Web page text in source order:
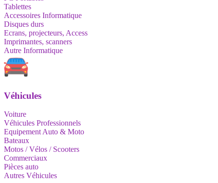
Tablettes
Accessoires Informatique
Disques durs
Ecrans, projecteurs, Access
Imprimantes, scanners
Autre Informatique
Véhicules
Voiture
Véhicules Professionnels
Equipement Auto & Moto
Bateaux
Motos / Vélos / Scooters
Commerciaux
Pièces auto
Autres Véhicules